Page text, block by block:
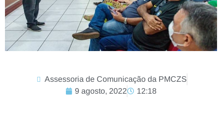
Assessoria de Comunicação da PMCZS
9 agosto, 2022
12:18